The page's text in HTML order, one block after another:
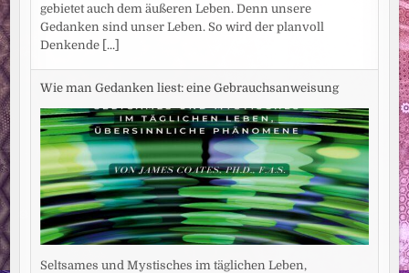
gebietet auch dem äußeren Leben. Denn unsere
Gedanken sind unser Leben. So wird der planvoll
Denkende [...]
Wie man Gedanken liest: eine Gebrauchsanweisung
Seltsames und Mystisches im täglichen Leben,